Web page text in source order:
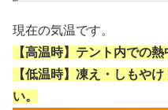
現在の気温です。
【高温時】テント内での
【低温時】凍え・しもや
い。